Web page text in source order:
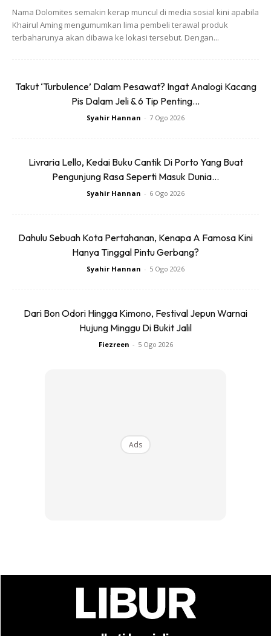
Nama Dolomites semakin kerap muncul di media sosial kini apabila
Khairul Aming mengumumkan lima pembeli terawal produk
terbaharunya akan dibawa ke lokasi tersebut. Dengan...
Takut ‘Turbulence’ Dalam Pesawat? Ingat Analogi Kacang
Pis Dalam Jeli & 6 Tip Penting...
Syahir Hannan - 7 Ogo 2026
Livraria Lello, Kedai Buku Cantik Di Porto Yang Buat
Pengunjung Rasa Seperti Masuk Dunia...
Syahir Hannan - 6 Ogo 2026
Dahulu Sebuah Kota Pertahanan, Kenapa A Famosa Kini
Hanya Tinggal Pintu Gerbang?
Syahir Hannan - 5 Ogo 2026
Dari Bon Odori Hingga Kimono, Festival Jepun Warnai
Hujung Minggu Di Bukit Jalil
Fiezreen - 5 Ogo 2026
Ads